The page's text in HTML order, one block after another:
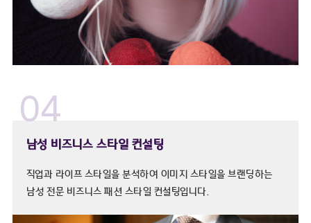
04
남성 비즈니스 스타일 컨설팅
직업과 라이프 스타일을 분석하여 이미지 스타일을 브랜딩하는
남성 전문 비즈니스 패션 스타일 컨설팅입니다.